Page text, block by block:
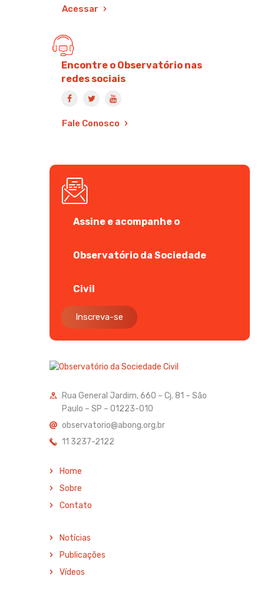
Acessar
Encontre o Observatório nas
redes sociais
Fale Conosco
Assine e acompanhe o
Observatório da Sociedade
Civil
Inscreva-se
Rua General Jardim, 660 – Cj. 81 – São
Paulo – SP – 01223-010
observatorio@abong.org.br
11 3237-2122
Home
Sobre
Contato
Notícias
Publicações
Vídeos